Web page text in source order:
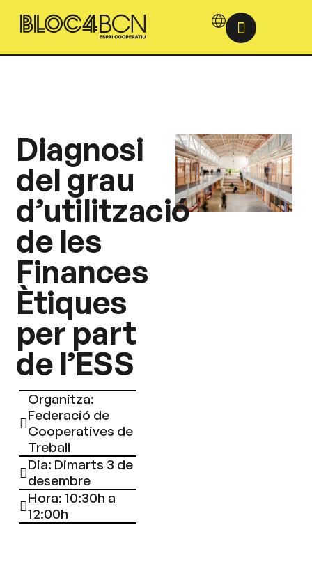
Diagnosi
del grau
d’utilització
de les
Finances
Ètiques
per part
de l’ESS
Organitza:
Federació de
Cooperatives de
Treball
Dia: Dimarts 3 de
desembre
Hora: 10:30h a
12:00h